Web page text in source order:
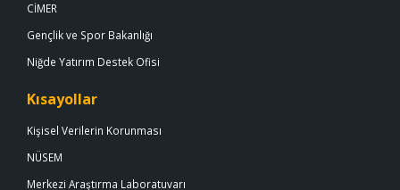
CİMER
Gençlik ve Spor Bakanlığı
Niğde Yatırım Destek Ofisi
Kısayollar
Kişisel Verilerin Korunması
NÜSEM
Merkezi Araştırma Laboratuvarı